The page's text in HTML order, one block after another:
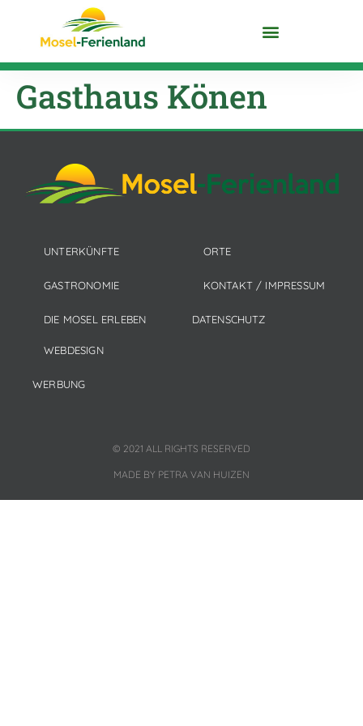
Gasthaus Könen
UNTERKÜNFTE
GASTRONOMIE
DIE MOSEL ERLEBEN
ORTE
KONTAKT / IMPRESSUM
DATENSCHUTZ
WEBDESIGN
WERBUNG
© 2021 ALL RIGHTS RESERVED
MADE BY PETRA VAN HUIZEN